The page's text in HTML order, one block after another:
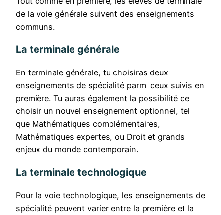
de la voie générale suivent des enseignements
communs.
La terminale générale
En terminale générale, tu choisiras deux
enseignements de spécialité parmi ceux suivis en
première. Tu auras également la possibilité de
choisir un nouvel enseignement optionnel, tel
que Mathématiques complémentaires,
Mathématiques expertes, ou Droit et grands
enjeux du monde contemporain.
La terminale technologique
Pour la voie technologique, les enseignements de
spécialité peuvent varier entre la première et la